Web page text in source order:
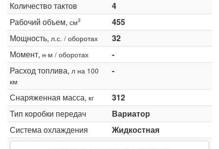
Количество тактов
4
Рабочий объем, см3
455
Мощность, л.с. / оборотах
32
Момент, н·м / оборотах
-
Расход топлива, л на 100
км
-
Снаряженная масса, кг
312
Тип коробки передач
Вариатор
Система охлаждения
Жидкостная